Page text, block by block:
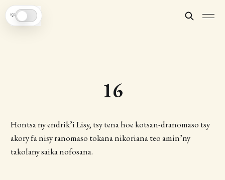
16
Hontsa ny endrik’i Lisy, tsy tena hoe kotsan-dranomaso tsy
akory fa nisy ranomaso tokana nikoriana teo amin’ny
takolany saika nofosana.
💡